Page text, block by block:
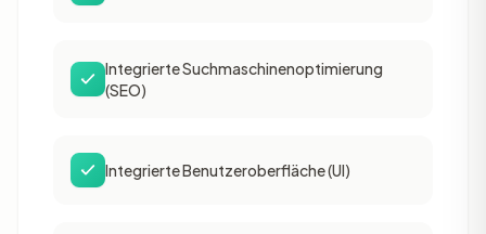
Integrierte Suchmaschinenoptimierung
(SEO)
Integrierte Benutzeroberfläche (UI)